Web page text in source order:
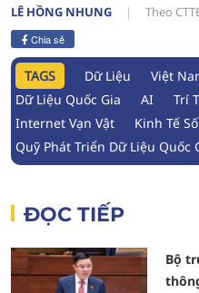
LÊ HỒNG NHUNG Theo
Chia sẻ
TAGS Dữ Liệu Việt
Dữ Liệu Quốc Gia
AI
Trí
Internet Vạn Vật
Kinh Tế Số
Quỹ Phát Triển Dữ Liệu Quốc
ĐỌC TIẾP
Bộ